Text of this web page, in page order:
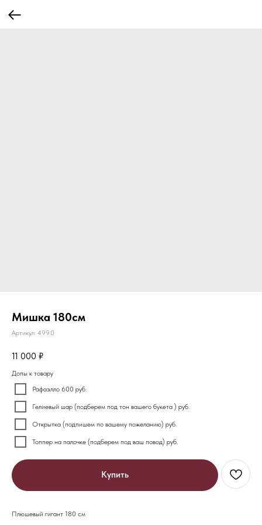
Мишка 180см
Артикул: 499.0
11 000 ₽
Допы к товару
Рафаэлло 600 руб.
Гелиевый шар (подберем под тон вашего букета ) руб.
Открытка (подпишем по вашему пожеланию) руб.
Топпер на палочке (подберем под ваш повод) руб.
Купить
Плюшевый гигант 180 см